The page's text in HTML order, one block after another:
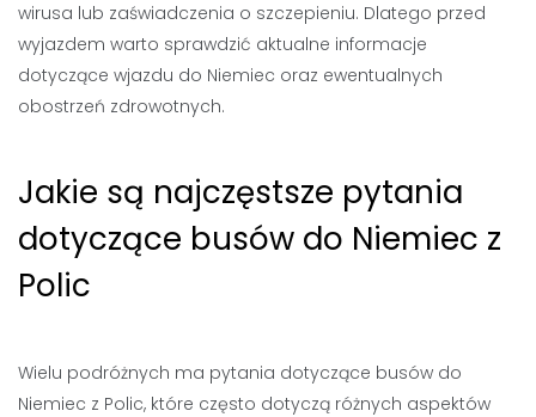
wirusa lub zaświadczenia o szczepieniu. Dlatego przed
wyjazdem warto sprawdzić aktualne informacje
dotyczące wjazdu do Niemiec oraz ewentualnych
obostrzeń zdrowotnych.
Jakie są najczęstsze pytania
dotyczące busów do Niemiec z
Polic
Wielu podróżnych ma pytania dotyczące busów do
Niemiec z Polic, które często dotyczą różnych aspektów